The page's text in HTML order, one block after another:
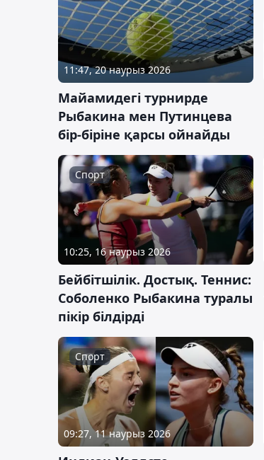
11:47, 20 наурыз 2026
Майамидегі турнирде
Рыбакина мен Путинцева
бір-біріне қарсы ойнайды
Спорт
10:25, 16 наурыз 2026
Бейбітшілік. Достық. Теннис:
Соболенко Рыбакина туралы
пікір білдірді
Спорт
09:27, 11 наурыз 2026